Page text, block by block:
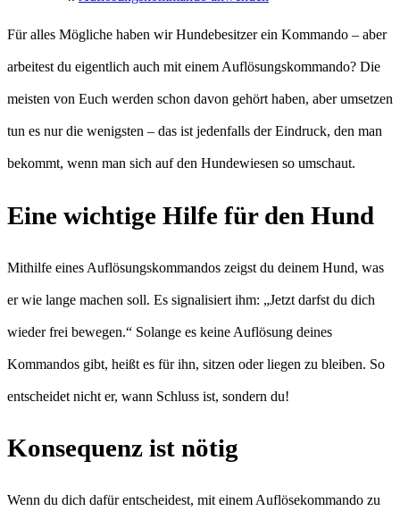
Für alles Mögliche haben wir Hundebesitzer ein Kommando – aber
arbeitest du eigentlich auch mit einem Auflösungskommando? Die
meisten von Euch werden schon davon gehört haben, aber umsetzen
tun es nur die wenigsten – das ist jedenfalls der Eindruck, den man
bekommt, wenn man sich auf den Hundewiesen so umschaut.
Eine wichtige Hilfe für den Hund
Mithilfe eines Auflösungskommandos zeigst du deinem Hund, was
er wie lange machen soll. Es signalisiert ihm: „Jetzt darfst du dich
wieder frei bewegen.“ Solange es keine Auflösung deines
Kommandos gibt, heißt es für ihn, sitzen oder liegen zu bleiben. So
entscheidet nicht er, wann Schluss ist, sondern du!
Konsequenz ist nötig
Wenn du dich dafür entscheidest, mit einem Auflösekommando zu